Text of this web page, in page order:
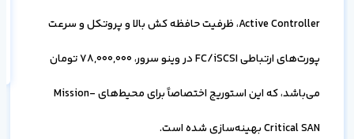
Active Controller، ظرفیت حافظه کش بالا و پروتکل و سرعت
پورت‌های ارتباطی FC/iSCSI در وینو سرور،
78,000,000تومان
می‌باشد، که این استوریج اختصاصاً برای محیط‌های Mission-
Critical SAN بهینه‌سازی شده است.